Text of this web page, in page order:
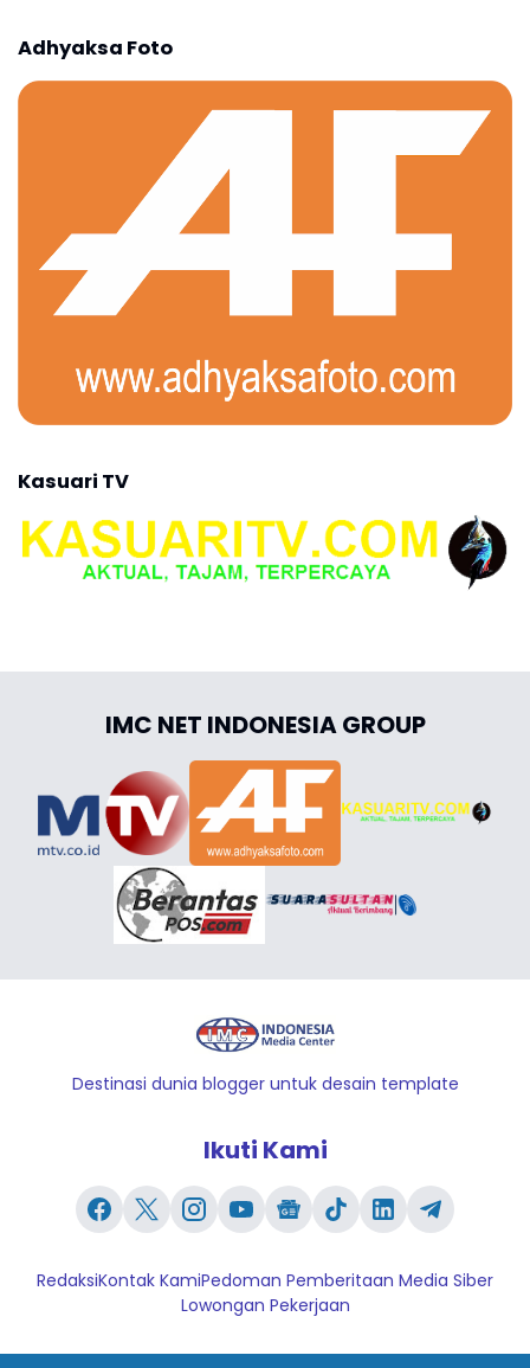
Adhyaksa Foto
Kasuari TV
IMC NET INDONESIA GROUP
Destinasi dunia blogger untuk desain template
Ikuti Kami
RedaksiKontak KamiPedoman Pemberitaan Media Siber
Lowongan Pekerjaan